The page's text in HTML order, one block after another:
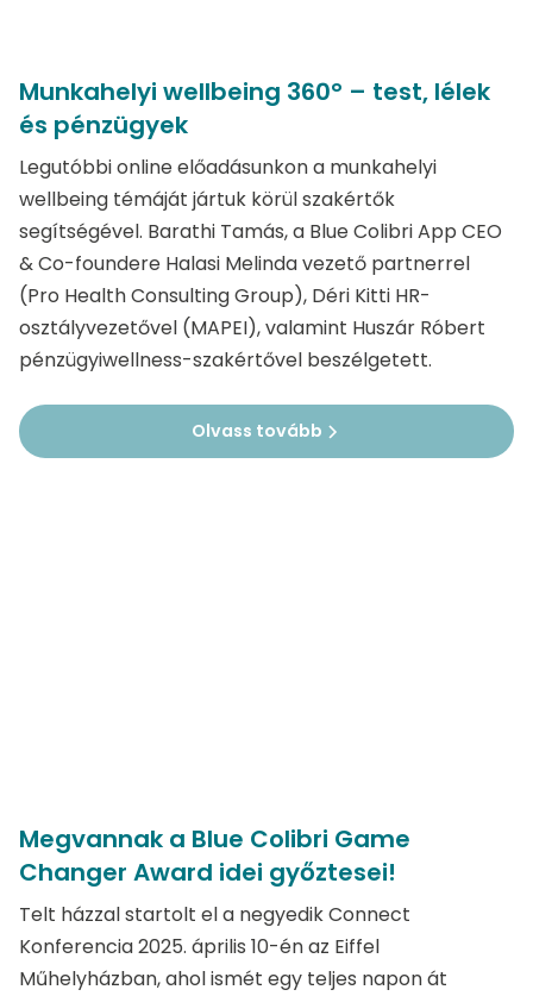
Munkahelyi wellbeing 360° – test, lélek
és pénzügyek
Legutóbbi online előadásunkon a munkahelyi
wellbeing témáját jártuk körül szakértők
segítségével. Barathi Tamás, a Blue Colibri App CEO
& Co-foundere Halasi Melinda vezető partnerrel
(Pro Health Consulting Group), Déri Kitti HR-
osztályvezetővel (MAPEI), valamint Huszár Róbert
pénzügyiwellness-szakértővel beszélgetett.
Olvass tovább
Megvannak a Blue Colibri Game
Changer Award idei győztesei!
Telt házzal startolt el a negyedik Connect
Konferencia 2025. április 10-én az Eiffel
Műhelyházban, ahol ismét egy teljes napon át